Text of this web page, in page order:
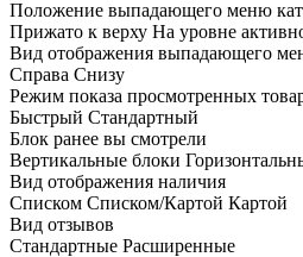
Положение выпадающего меню
Прижато к верху На уровне
Вид отображения выпадающего
Справа Снизу
Режим показа просмотренных
Быстрый Стандартный
Блок ранее вы смотрели
Вертикальные блоки
Вид отображения наличия
Списком Списком/Картой Картой
Вид отзывов
Стандартные Расширенные